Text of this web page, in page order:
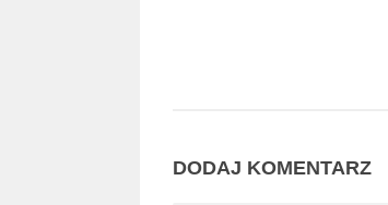
DODAJ KOMENTARZ